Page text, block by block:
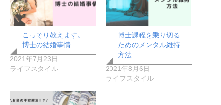
こっそり教えます。
博士の結婚事情
2021年7月23日
ライフスタイル
博士課程を乗り切る
ためのメンタル維持
方法
2021年8月6日
ライフスタイル